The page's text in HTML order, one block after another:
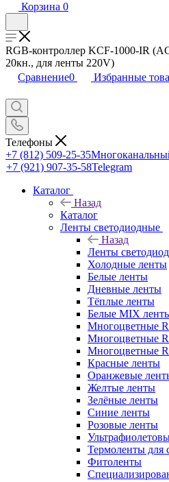
Корзина 0
RGB-контроллер KCF-1000-IR
20кн., для ленты 220V)
Сравнение0 Избранные
Телефоны
+7 (812) 509-25-35
+7 (921) 907-35-58Telegram
Каталог
Назад
Каталог
Ленты светодиодные
Назад
Ленты
Холодные ленты
Белые ленты
Дневные ленты
Тёплые ленты
Белые MIX
Многоцветные
Многоцветные
Многоцветные
Красные ленты
Оранжевые
Желтые ленты
Зелёные ленты
Синие ленты
Розовые ленты
Термоленты для
Фитоленты